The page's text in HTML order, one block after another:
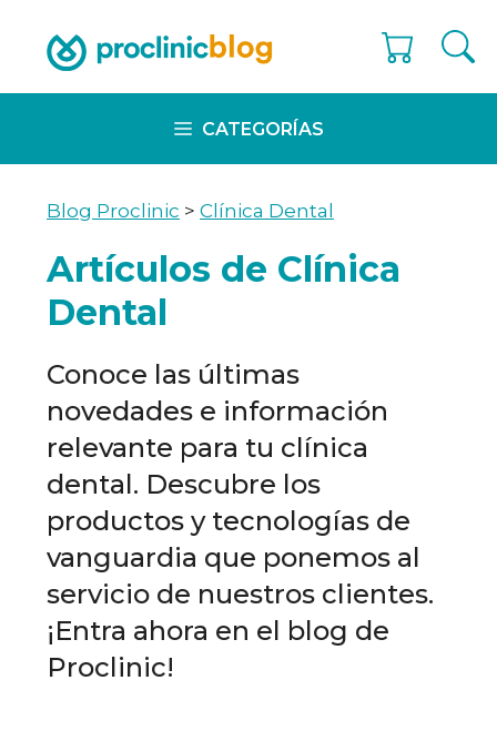
content
CATEGORÍAS
Blog Proclinic > Clínica Dental
Artículos de Clínica
Dental
Conoce las últimas
novedades e información
relevante para tu clínica
dental. Descubre los
productos y tecnologías de
vanguardia que ponemos al
servicio de nuestros clientes.
¡Entra ahora en el blog de
Proclinic!